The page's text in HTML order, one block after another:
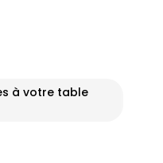
à votre table